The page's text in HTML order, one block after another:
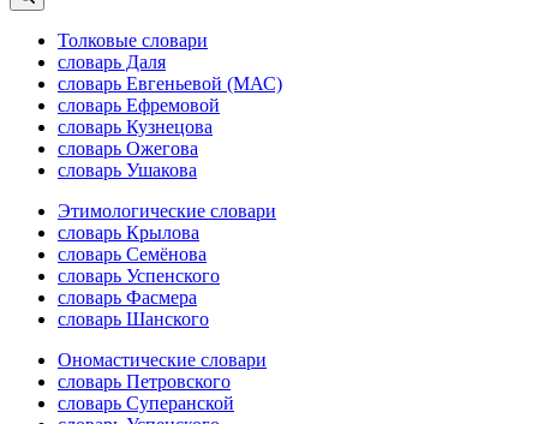
Толковые словари
словарь Даля
словарь Евгеньевой (МАС)
словарь Ефремовой
словарь Кузнецова
словарь Ожегова
словарь Ушакова
Этимологические словари
словарь Крылова
словарь Семёнова
словарь Успенского
словарь Фасмера
словарь Шанского
Ономастические словари
словарь Петровского
словарь Суперанской